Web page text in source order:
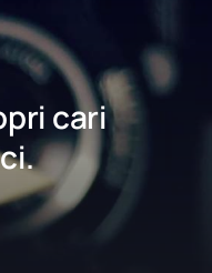
cari